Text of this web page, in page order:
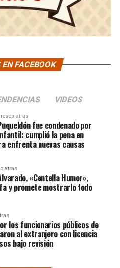
EN FACEBOOK
VIDEOS
atras
fue condenado por
cumplió la pena en
enfrenta nuevas causas
atras
«Centella Humor»,
y promete mostrarlo todo
los funcionarios públicos de
al extranjero con licencia
bajo revisión